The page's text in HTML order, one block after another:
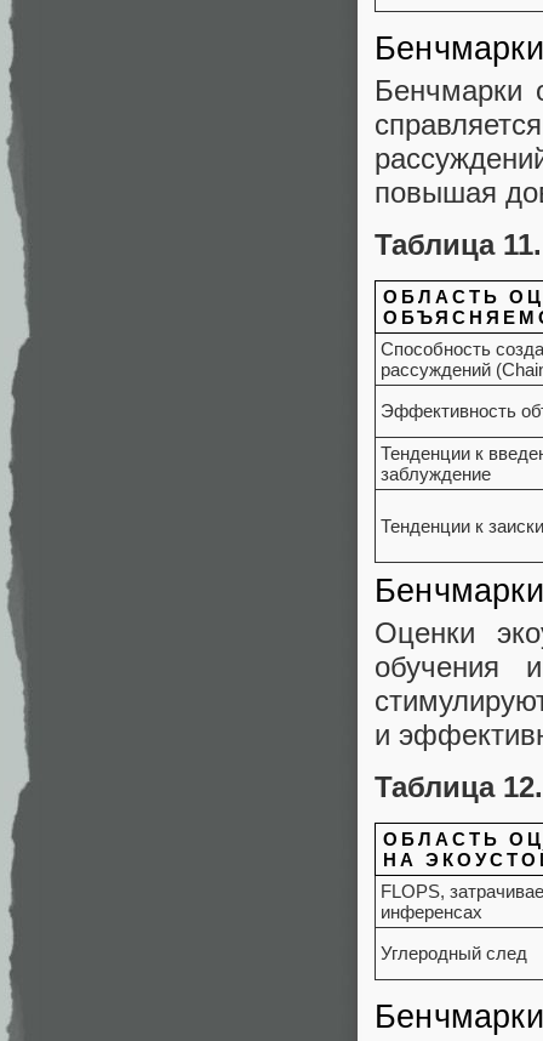
Бенчмарки
повышая
Таблица
ОБЛАСТЬ
Способность
рассуждений
Эффективность
Тенденции к
заблуждение
Тенденции к
Оценки
обучения
и
Таблица
ОБЛАСТЬ
НА
FLOPS,
инференсах
Углеродный след